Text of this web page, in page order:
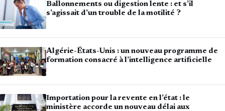
Ballonnements ou digestion lente : et s’il
s’agissait d’un trouble de la motilité ?
Algérie-États-Unis : un nouveau programme de
formation consacré à l’intelligence artificielle
Importation pour la revente en l’état : le
ministère accorde un nouveau délai aux